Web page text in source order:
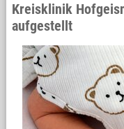
Kreisklinik
aufgestellt